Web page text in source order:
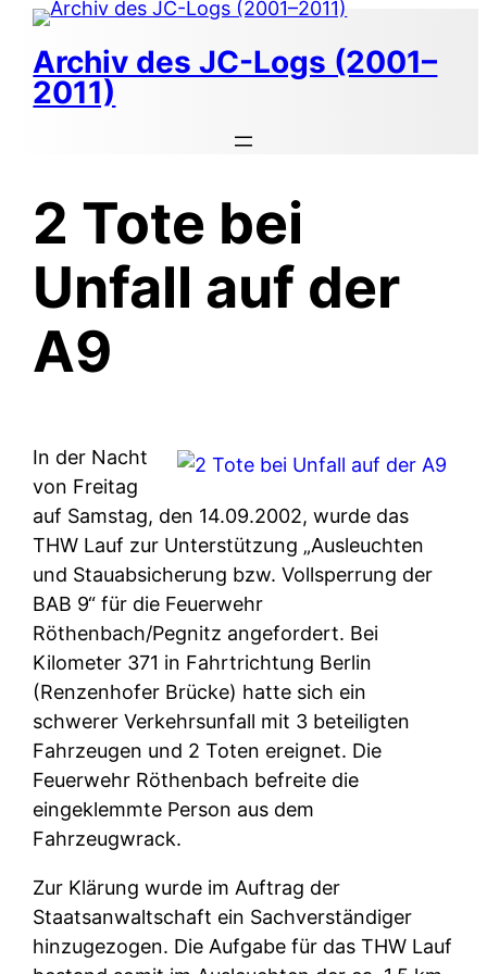
Zum
Inhalt
springen
Archiv des JC-Logs (2001–
2011)
2 Tote bei
Unfall auf der
A9
In der Nacht
von Freitag
auf Samstag, den 14.09.2002, wurde das
THW Lauf zur Unterstützung „Ausleuchten
und Stauabsicherung bzw. Vollsperrung der
BAB 9“ für die Feuerwehr
Röthenbach/Pegnitz angefordert. Bei
Kilometer 371 in Fahrtrichtung Berlin
(Renzenhofer Brücke) hatte sich ein
schwerer Verkehrsunfall mit 3 beteiligten
Fahrzeugen und 2 Toten ereignet. Die
Feuerwehr Röthenbach befreite die
eingeklemmte Person aus dem
Fahrzeugwrack.
Zur Klärung wurde im Auftrag der
Staatsanwaltschaft ein Sachverständiger
hinzugezogen. Die Aufgabe für das THW Lauf